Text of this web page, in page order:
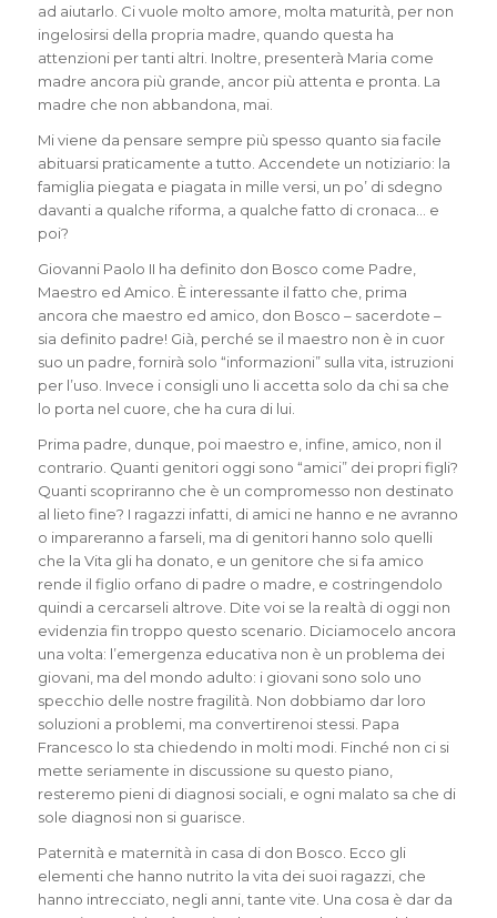
ad aiutarlo. Ci vuole molto amore, molta maturità, per non
ingelosirsi della propria madre, quando questa ha
attenzioni per tanti altri. Inoltre, presenterà Maria come
madre ancora più grande, ancor più attenta e pronta. La
madre che non abbandona, mai.
Mi viene da pensare sempre più spesso quanto sia facile
abituarsi praticamente a tutto. Accendete un notiziario: la
famiglia piegata e piagata in mille versi, un po’ di sdegno
davanti a qualche riforma, a qualche fatto di cronaca… e
poi?
Giovanni Paolo II ha definito don Bosco come Padre,
Maestro ed Amico. È interessante il fatto che, prima
ancora che maestro ed amico, don Bosco – sacerdote –
sia definito padre! Già, perché se il maestro non è in cuor
suo un padre, fornirà solo “informazioni” sulla vita, istruzioni
per l’uso. Invece i consigli uno li accetta solo da chi sa che
lo porta nel cuore, che ha cura di lui.
Prima padre, dunque, poi maestro e, infine, amico, non il
contrario. Quanti genitori oggi sono “amici” dei propri figli?
Quanti scopriranno che è un compromesso non destinato
al lieto fine? I ragazzi infatti, di amici ne hanno e ne avranno
o impareranno a farseli, ma di genitori hanno solo quelli
che la Vita gli ha donato, e un genitore che si fa amico
rende il figlio orfano di padre o madre, e costringendolo
quindi a cercarseli altrove. Dite voi se la realtà di oggi non
evidenzia fin troppo questo scenario. Diciamocelo ancora
una volta: l’emergenza educativa non è un problema dei
giovani, ma del mondo adulto: i giovani sono solo uno
specchio delle nostre fragilità. Non dobbiamo dar loro
soluzioni a problemi, ma convertirenoi stessi. Papa
Francesco lo sta chiedendo in molti modi. Finché non ci si
mette seriamente in discussione su questo piano,
resteremo pieni di diagnosi sociali, e ogni malato sa che di
sole diagnosi non si guarisce.
Paternità e maternità in casa di don Bosco. Ecco gli
elementi che hanno nutrito la vita dei suoi ragazzi, che
hanno intrecciato, negli anni, tante vite. Una cosa è dar da